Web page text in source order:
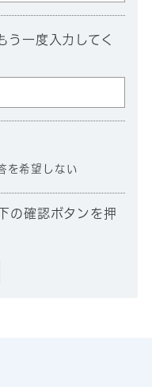
う一度入力してく
を希望しない
の確認ボタンを押